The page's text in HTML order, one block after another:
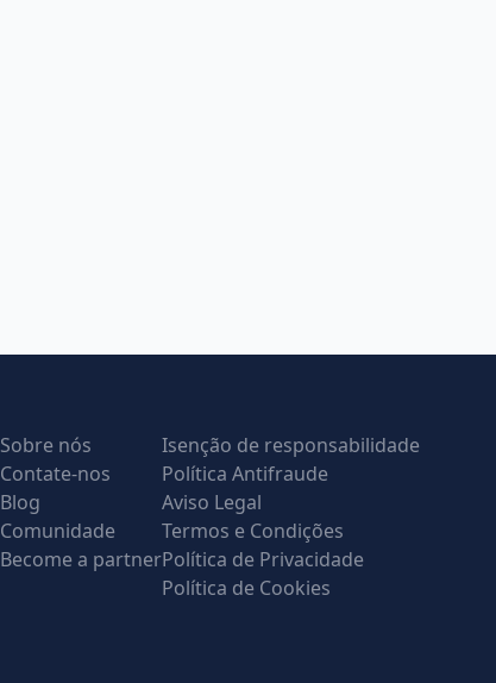
Sobre nós
Contate-nos
Blog
Comunidade
Become a partner
Isenção de responsabilidade
Política Antifraude
Aviso Legal
Termos e Condições
Política de Privacidade
Política de Cookies